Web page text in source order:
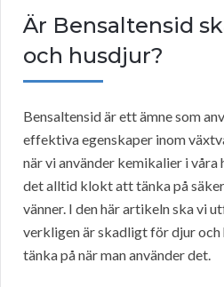
Är Bensaltensid
och husdjur?
Bensaltensid är ett ämne som
effektiva egenskaper inom
när vi använder kemikalier i våra
det alltid klokt att tänka på
vänner. I den här artikeln ska vi
verkligen är skadligt för djur och
tänka på när man använder det.